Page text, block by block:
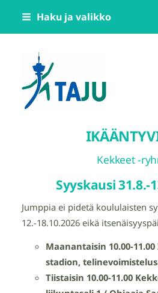
Siirry
Haku ja valikko
Tampereen
Kekkeet -
Syyskausi 31.8.-
Jumppia ei pidetä koululaisten
12.-18.10.2026 eikä
Maanantaisin 10.00-
stadion,
Tiistaisin 10.00-11.00